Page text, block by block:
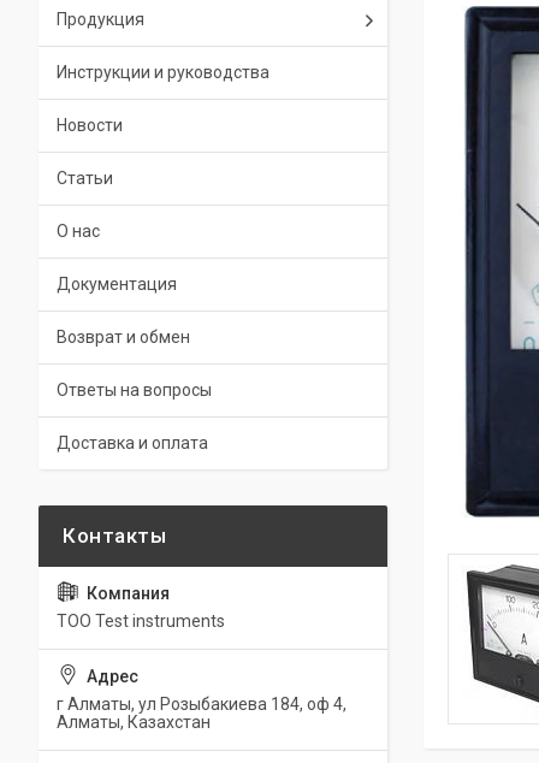
Продукция
Инструкции и руководства
Новости
Статьи
О нас
Документация
Возврат и обмен
Ответы на вопросы
Доставка и оплата
ТОО Test instruments
г Алматы, ул Розыбакиева 184, оф 4,
Алматы, Казахстан